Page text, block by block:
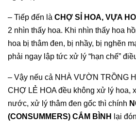
– Tiếp đến là CHỢ SỈ HOA, VỰA
2 nhìn thấy hoa. Khi nhìn thấy hoa
hoa bị thâm đen, bị nhầy, bị nghẽn
phải ngay lập tức xử lý “hạn chế”
– Vậy nếu cả NHÀ VƯỜN TRỒNG
CHỢ LẺ HOA đều không xử lý hoa,
nước, xử lý thâm đen gốc thì chính
(CONSUMMERS) CẮM BÌNH
lại